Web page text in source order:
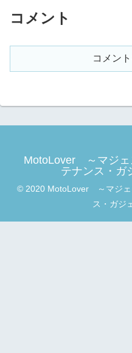
コメント
コメン
MotoLover ～マジェ
テナンス・ガ
© 2020 MotoLover ～マジェ
ス・ガジ